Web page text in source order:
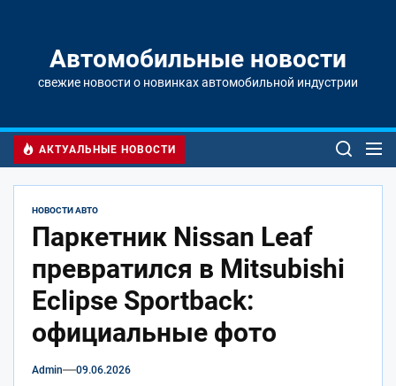
содержимомуАвтомобильные новости
свежие новости о новинках автомобильной индустрии
АКТУАЛЬНЫЕ НОВОСТИ
НОВОСТИ АВТО
Паркетник Nissan Leaf
превратился в Mitsubishi
Eclipse Sportback:
официальные фото
Admin 09.06.2026